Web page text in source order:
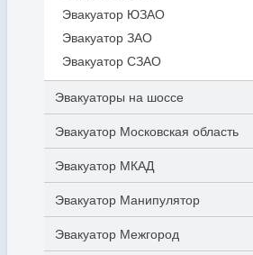
Эвакуатор ЮЗАО
Эвакуатор ЗАО
Эвакуатор СЗАО
Эвакуаторы на шоссе
Эвакуатор Московская область
Эвакуатор МКАД
Эвакуатор Манипулятор
Эвакуатор Межгород